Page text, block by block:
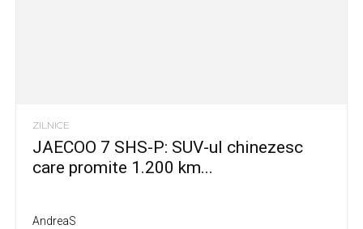
ZILNICE
JAECOO 7 SHS-P: SUV-ul chinezesc
care promite 1.200 km...
AndreaS